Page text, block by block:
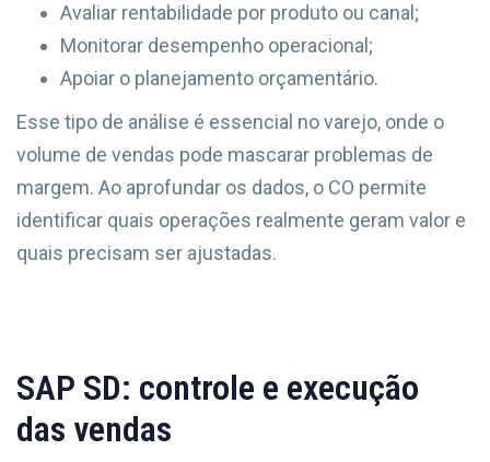
Avaliar rentabilidade por produto ou canal;
Monitorar desempenho operacional;
Apoiar o planejamento orçamentário.
Esse tipo de análise é essencial no varejo, onde o
volume de vendas pode mascarar problemas de
margem. Ao aprofundar os dados, o CO permite
identificar quais operações realmente geram valor e
quais precisam ser ajustadas.
SAP SD: controle e execução
das vendas